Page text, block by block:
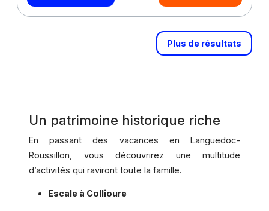
Plus de résultats
Un patrimoine historique riche
En passant des vacances en Languedoc-
Roussillon, vous découvrirez une multitude
d’activités qui raviront toute la famille.
Escale à Collioure